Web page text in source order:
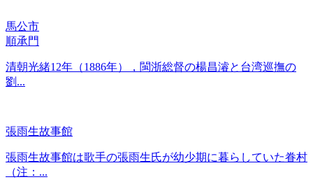
馬公市
順承門
清朝光緒12年（1886年），閩浙総督の楊昌濬と台湾巡撫の
劉...
張雨生故事館
張雨生故事館は歌手の張雨生氏が幼少期に暮らしていた眷村
（注：...